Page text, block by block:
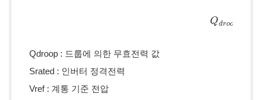
Qdroo
Qdroop : 드룹에 의한 무효전력 값
Srated : 인버터 정격전력
Vref : 계통 기준 전압